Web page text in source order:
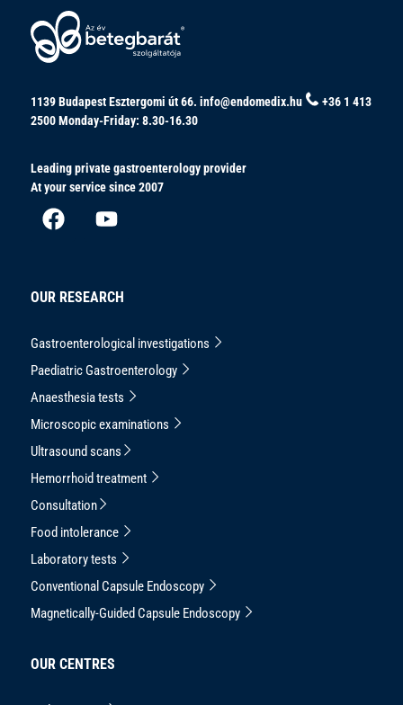
1139 Budapest Esztergomi út 66. info@endomedix.hu
+36 1 413
2500Monday-Friday: 8.30-16.30
Leading private gastroenterology provider
At your service since 2007
OUR RESEARCH
Gastroenterological investigations
Paediatric Gastroenterology
Anaesthesia tests
Microscopic examinations
Ultrasound scans
Hemorrhoid treatment
Consultation
Food intolerance
Laboratory tests
Conventional Capsule Endoscopy
Magnetically-Guided Capsule Endoscopy
OUR CENTRES